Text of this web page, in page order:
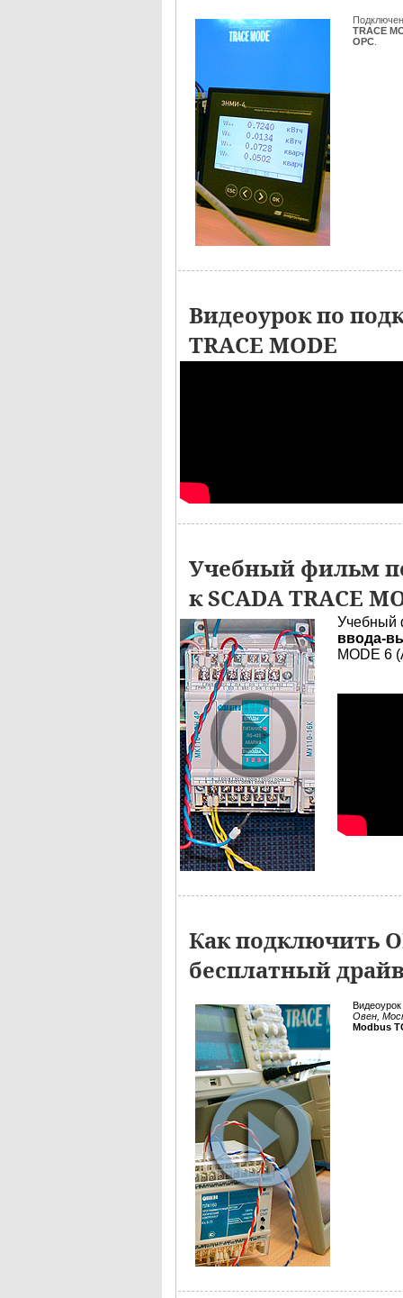
TRACE
OPC
Видеоурок по
TRACE MODE
Учебный фильм
к SCADA TRACE
Учебный
ввода-
MODE 6
Как подключить
бесплатный
Овен,
Modbus